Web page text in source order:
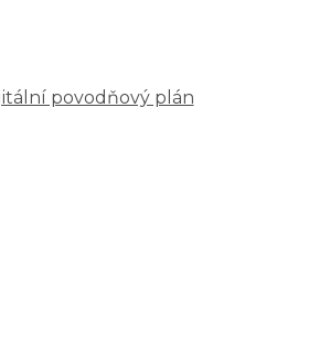
povodňový plán